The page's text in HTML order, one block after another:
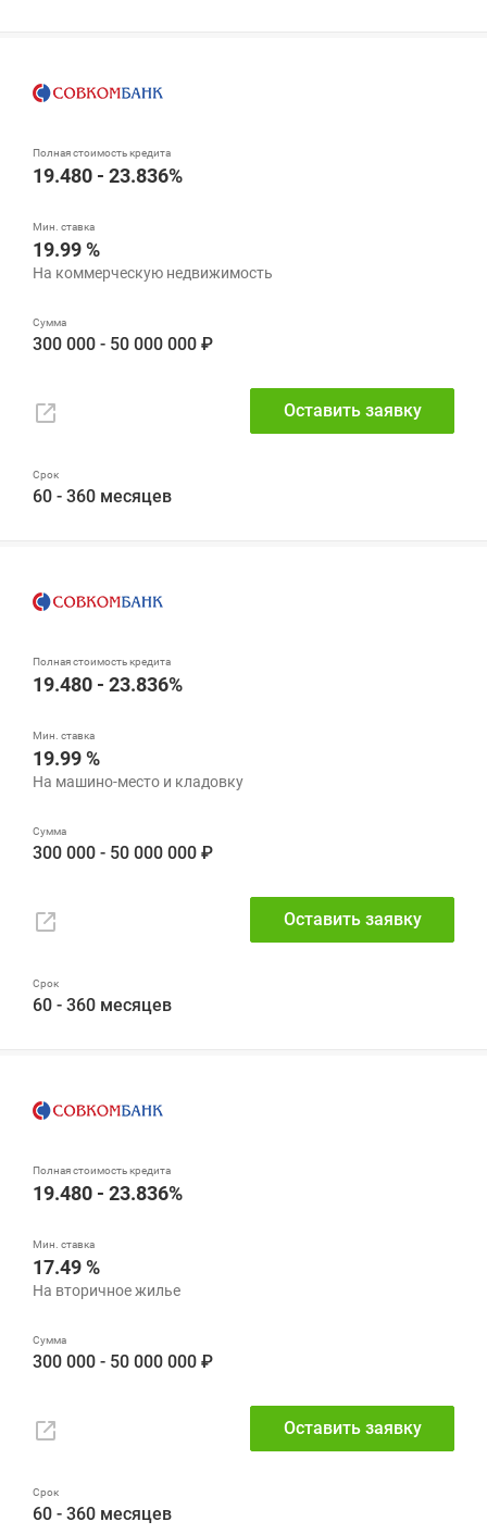
19.480 - 23.836%
19.99 %
300 000 - 50 000 000 ₽
60 - 360 месяцев
Оставить заявку
19.480 - 23.836%
19.99 %
300 000 - 50 000 000 ₽
60 - 360 месяцев
Оставить заявку
19.480 - 23.836%
17.49 %
300 000 - 50 000 000 ₽
60 - 360 месяцев
Оставить заявку